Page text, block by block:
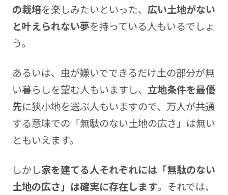
の栽培を楽しみたいといった、 広い土地がない
と叶えられない夢を持っている人もいるでしょ
う。
あるいは、虫が嫌いでできるだけ土の部分が無
い暮らしを望む人もいますし、 立地条件を最優
先に狭小地を選ぶ人もいますので、万人が共通
する意味での「無駄のない土地の広さ」は無い
ともいえます。
しかし家を建てる人それぞれには「無駄のない
土地の広さ」は確実に存在します。それでは、